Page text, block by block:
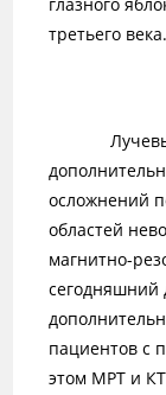
третьего века.
Лучевые
осложнений
областей
магнитно-
сегодняшний
пациентов с
этом МРТ и